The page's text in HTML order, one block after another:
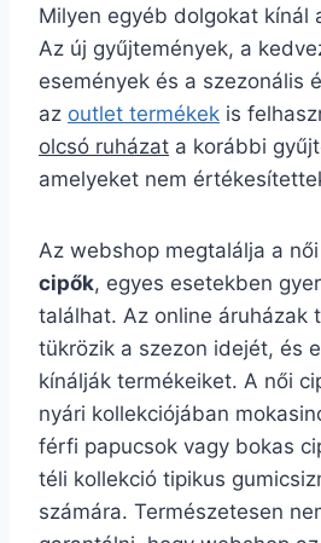
Milyen egyéb dolgokat kínál
Az új gyűjtemények, a
események és a szezonális
az outlet termékek is
olcsó ruházat a korábbi
amelyeket nem
Az webshop megtalálja a
cipők, egyes esetekben
találhat. Az online áruházak
tükrözik a szezon idejét, és
kínálják termékeiket. A női
nyári kollekciójában
férfi papucsok vagy bokas
téli kollekció tipikus
számára. Természetesen